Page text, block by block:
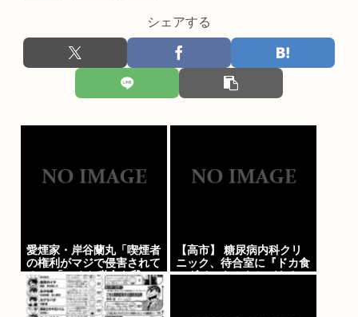
シェアする
愛煙家・岸谷蘭丸「喫煙者
の権利がマジで侵害されて
る」 「いくら税金を我々
が払ってるんだと」
【高市】 糖尿病内科クリ
ニック、待合室に『ドカ食
いダイスキ！もちづきさ